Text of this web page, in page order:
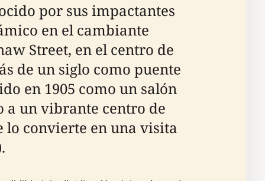
por sus impactantes
en el cambiante
Street, en el centro de
de un siglo como puente
en 1905 como un salón
a un vibrante centro de
lo convierte en una visita